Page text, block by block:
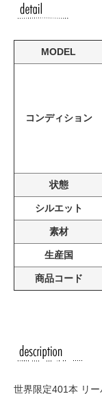
MODEL
コンディション
状態
シルエット
素材
生産国
商品コード
世界限定401本 リ